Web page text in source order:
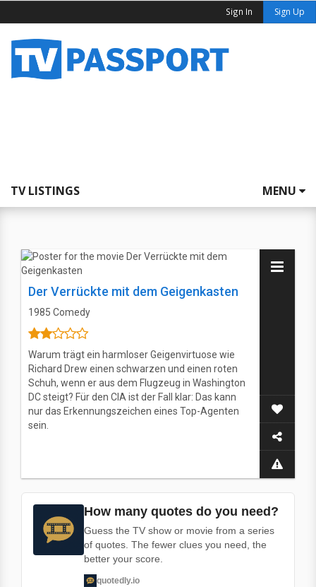
Sign In Sign Up
TV LISTINGS MENU
Der Verrückte mit dem Geigenkasten
1985 Comedy
Warum trägt ein harmloser Geigenvirtuose wie
Richard Drew einen schwarzen und einen roten
Schuh, wenn er aus dem Flugzeug in Washington
DC steigt? Für den CIA ist der Fall klar: Das kann
nur das Erkennungszeichen eines Top-Agenten
sein.
How many quotes do you need?
Guess the TV show or movie from a series
of quotes. The fewer clues you need, the
better your score.
quotedly.io